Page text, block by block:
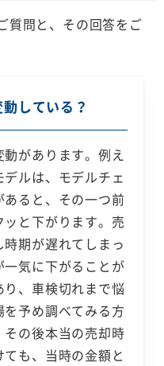
質問と、その回答をご
している？
があります。例え
ルは、モデルチェ
ると、その一つ前
と下がります。売
期が遅れてしまっ
気に下がることが
、車検切れまで悩
予め調べてみる方
の後本当の売却時
も、当時の金額と